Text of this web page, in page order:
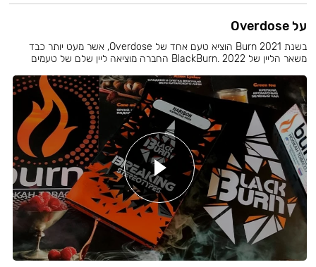
על Overdose
בשנת 2021 Burn הוציא טעם אחד של Overdose, אשר מעט יותר כבד
משאר הליין של BlackBurn. 2022 החברה מוציאה ליין שלם של טעמים